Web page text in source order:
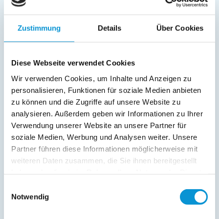
Zustimmung Details Über Cookies
Diese Webseite verwendet Cookies
Wir verwenden Cookies, um Inhalte und Anzeigen zu
personalisieren, Funktionen für soziale Medien anbieten
zu können und die Zugriffe auf unsere Website zu
analysieren. Außerdem geben wir Informationen zu Ihrer
Verwendung unserer Website an unsere Partner für
soziale Medien, Werbung und Analysen weiter. Unsere
Partner führen diese Informationen möglicherweise mit
weiteren Daten zusammen, die Sie ihnen bereitgestellt
Notwendig
Fernseher
Radio
Gartenstühle
Garage
Balkon
Service:
Verpflegung:
Beschreibung
Ferienwohnung Nautic 09 mit Balkon in Laboe